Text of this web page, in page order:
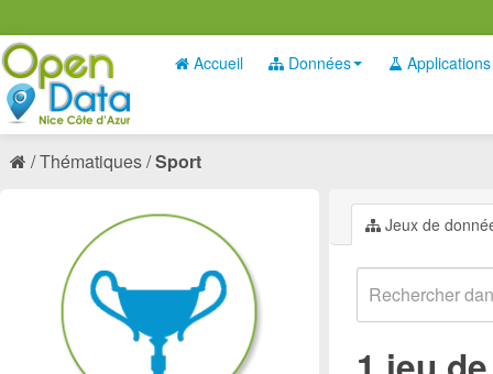
Accueil Données Applications
Thématiques Sport
Jeux de